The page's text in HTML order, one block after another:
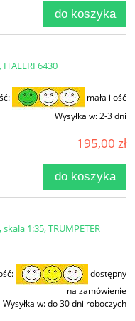
do koszyka
6430
mała ilość
Wysyłka w:2-3 dni
195,00 zł
do koszyka
1:35, TRUMPETER
dostępny
na zamówienie
Wysyłka w:do 30 dni roboczych